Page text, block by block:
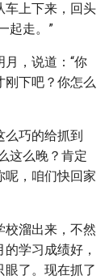
车上下来，回头
起走。”
，说道：“你
刚下吧？你怎么
么巧的给抓到
这么晚？肯定
呢，咱们快回家
校溜出来，不然
学习成绩好，
了。现在抓了